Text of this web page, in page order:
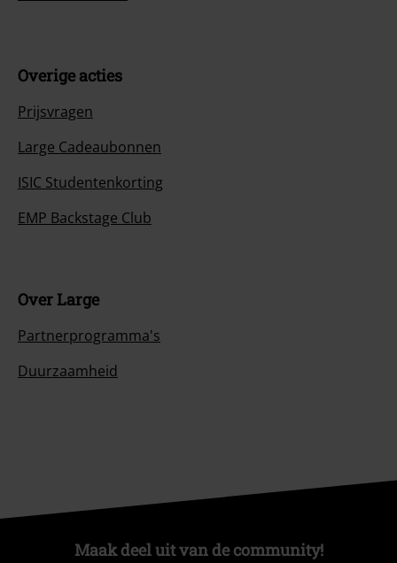
Overige acties
Prijsvragen
Large Cadeaubonnen
ISIC Studentenkorting
EMP Backstage Club
Over Large
Partnerprogramma's
Duurzaamheid
Maak deel uit van de community!